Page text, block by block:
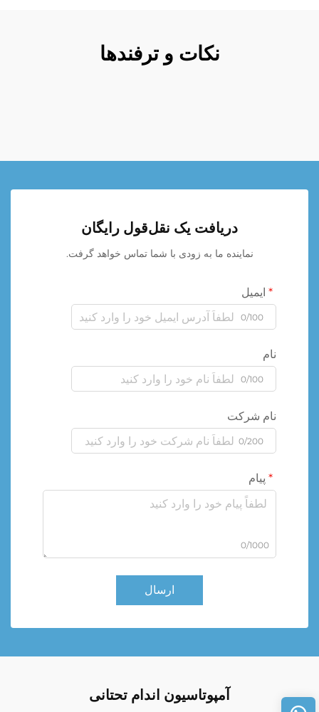
نکات و ترفندها
دریافت یک نقل‌قول رایگان
نماینده ما به زودی با شما تماس خواهد گرفت.
ایمیل
0/100
نام
0/100
نام شرکت
0/200
پیام
0/1000
ارسال
آمپوتاسیون اندام تحتانی